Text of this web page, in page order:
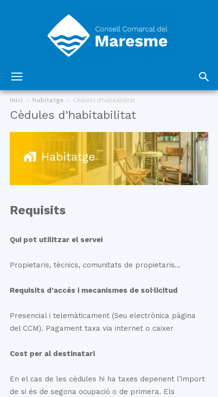
Inici Habitatge Cèdules d’habitabilitat
Cèdules d’habitabilitat
Requisits
Qui pot utilitzar el servei
Propietaris, tècnics, comunitats de propietaris…
Requisits d’accés i mecanismes de sol·licitud
Presencial i telemàticament (Seu electrònica pàgina
del CCM). Pagament taxa via internet o caixer
Cost per al destinatari
En el cas de les cèdules hi ha taxes depenent l’import
de si és de segona ocupació o de primera. Els